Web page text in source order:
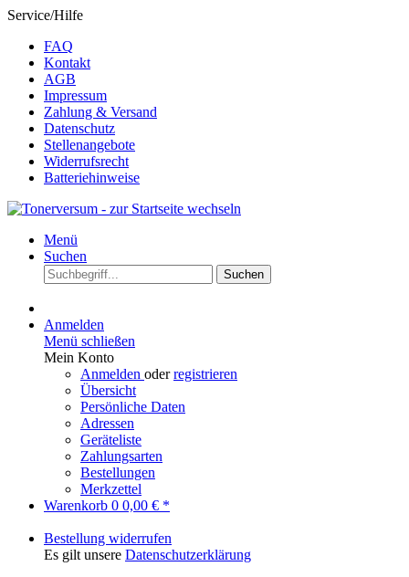
Service/Hilfe
FAQ
Kontakt
AGB
Impressum
Zahlung & Versand
Datenschutz
Stellenangebote
Widerrufsrecht
Batteriehinweise
Menü
Suchen
Suchen
Anmelden
Menü schließen
Mein Konto
Anmelden oderregistrieren
Übersicht
Persönliche Daten
Adressen
Geräteliste
Zahlungsarten
Bestellungen
Merkzettel
Warenkorb 0 0,00 € *
Bestellung widerrufen
Es gilt unsere Datenschutzerklärung